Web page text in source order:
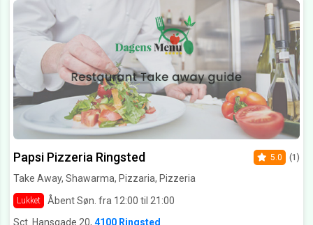
Papsi Pizzeria Ringsted
Take Away, Shawarma, Pizzaria, Pizzeria
Lukket Åbent Søn. fra 12:00 til 21:00
5.0 (1)
Sct. Hansgade 20, 4100 Ringsted